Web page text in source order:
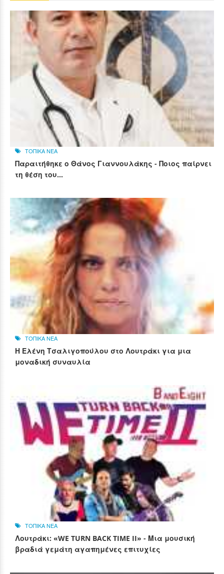
ΤΟΠΙΚΑ ΝΕΑ
Παραιτήθηκε ο Θάνος Γιαννουλάκης - Ποιος παίρνει
τη θέση του...
ΤΟΠΙΚΑ ΝΕΑ
Η Ελένη Τσαλιγοπούλου στο Λουτράκι για μια
μοναδική συναυλία
ΤΟΠΙΚΑ ΝΕΑ
Λουτράκι: «WE TURN BACK TIME II» - Μια μουσική
βραδιά γεμάτη αγαπημένες επιτυχίες